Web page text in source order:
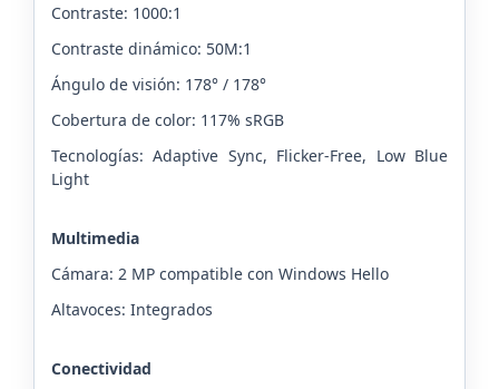
Contraste: 1000:1
Contraste dinámico: 50M:1
Ángulo de visión: 178° / 178°
Cobertura de color: 117% sRGB
Tecnologías: Adaptive Sync, Flicker-Free, Low Blue
Light
Multimedia
Cámara: 2 MP compatible con Windows Hello
Altavoces: Integrados
Conectividad